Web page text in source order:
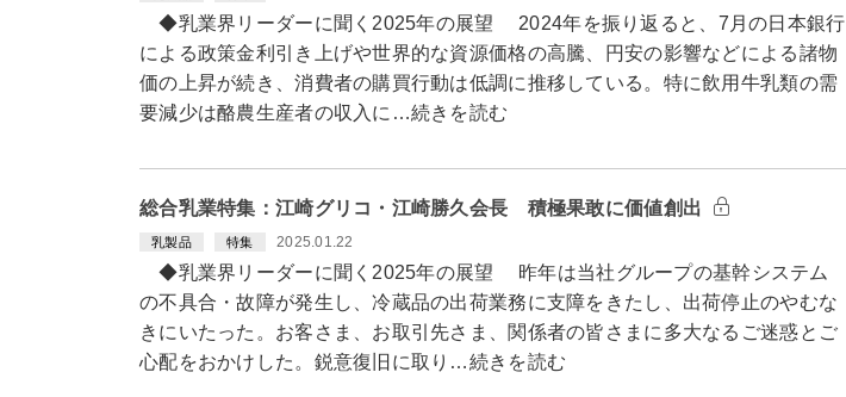
◆乳業界リーダーに聞く2025年の展望 2024年を振り返ると、7月の日本銀行
による政策金利引き上げや世界的な資源価格の高騰、円安の影響などによる諸物
価の上昇が続き、消費者の購買行動は低調に推移している。特に飲用牛乳類の需
要減少は酪農生産者の収入に…続きを読む
総合乳業特集：江崎グリコ・江崎勝久会長 積極果敢に価値創出
乳製品 特集 2025.01.22
◆乳業界リーダーに聞く2025年の展望 昨年は当社グループの基幹システム
の不具合・故障が発生し、冷蔵品の出荷業務に支障をきたし、出荷停止のやむな
きにいたった。お客さま、お取引先さま、関係者の皆さまに多大なるご迷惑とご
心配をおかけした。鋭意復旧に取り…続きを読む